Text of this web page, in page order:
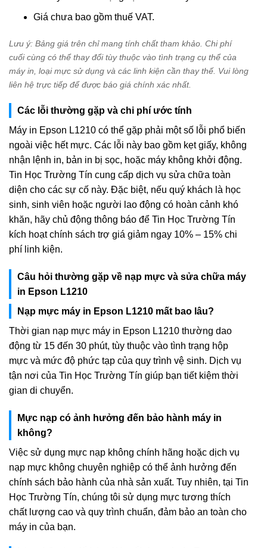
Giá chưa bao gồm thuế VAT.
Lưu ý: Bảng giá trên chỉ mang tính chất tham khảo. Chi phí
cuối cùng có thể thay đổi tùy thuộc vào tình trạng cụ thể của
máy in, loại mực sử dụng và các linh kiện cần thay thế. Vui lòng
liên hệ trực tiếp để được báo giá chính xác nhất.
Các lỗi thường gặp và chi phí ước tính
Máy in Epson L1210 có thể gặp phải một số lỗi phổ biến
ngoài việc hết mực. Các lỗi này bao gồm kẹt giấy, không
nhận lệnh in, bản in bị sọc, hoặc máy không khởi động.
Tin Học Trường Tín cung cấp dịch vụ sửa chữa toàn
diện cho các sự cố này. Đặc biệt, nếu quý khách là học
sinh, sinh viên hoặc người lao động có hoàn cảnh khó
khăn, hãy chủ động thông báo để Tin Học Trường Tín
kích hoạt chính sách trợ giá giảm ngay 10% – 15% chi
phí linh kiện.
Câu hỏi thường gặp về nạp mực và sửa chữa máy
in Epson L1210
Nạp mực máy in Epson L1210 mất bao lâu?
Thời gian nạp mực máy in Epson L1210 thường dao
động từ 15 đến 30 phút, tùy thuộc vào tình trạng hộp
mực và mức độ phức tạp của quy trình vệ sinh. Dịch vụ
tận nơi của Tin Học Trường Tín giúp bạn tiết kiệm thời
gian di chuyển.
Mực nạp có ảnh hưởng đến bảo hành máy in
không?
Việc sử dụng mực nạp không chính hãng hoặc dịch vụ
nạp mực không chuyên nghiệp có thể ảnh hưởng đến
chính sách bảo hành của nhà sản xuất. Tuy nhiên, tại Tin
Học Trường Tín, chúng tôi sử dụng mực tương thích
chất lượng cao và quy trình chuẩn, đảm bảo an toàn cho
máy in của bạn.